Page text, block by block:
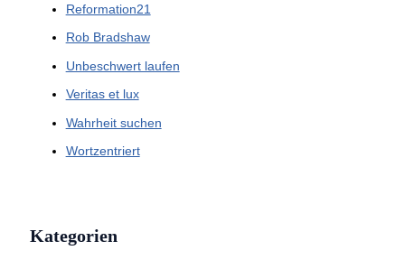
Reformation21
Rob Bradshaw
Unbeschwert laufen
Veritas et lux
Wahrheit suchen
Wortzentriert
Kategorien